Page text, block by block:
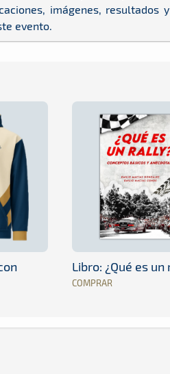
imágenes,
evento.
Libro: ¿Qué es
COMPRAR